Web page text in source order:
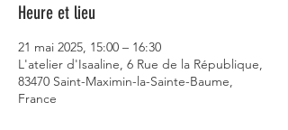
Heure et lieu
21 mai 2025, 15:00 – 16:30
L'atelier d'Isaaline, 6 Rue de la République,
83470 Saint-Maximin-la-Sainte-Baume,
France